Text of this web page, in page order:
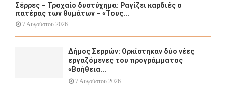
Σέρρες – Τροχαίο δυστύχημα: Ραγίζει καρδιές ο
πατέρας των θυμάτων – «Τους...
7 Αυγούστου 2026
Δήμος Σερρών: Ορκίστηκαν δύο νέες
εργαζόμενες του προγράμματος
«Βοήθεια...
7 Αυγούστου 2026